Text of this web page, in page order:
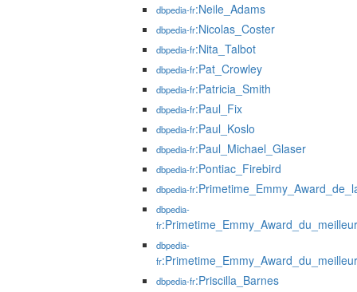
dbpedia-fr:Neile_Adams
dbpedia-fr:Nicolas_Coster
dbpedia-fr:Nita_Talbot
dbpedia-fr:Pat_Crowley
dbpedia-fr:Patricia_Smith
dbpedia-fr:Paul_Fix
dbpedia-fr:Paul_Koslo
dbpedia-fr:Paul_Michael_Glaser
dbpedia-fr:Pontiac_Firebird
dbpedia-fr
dbpedia-
fr
dbpedia-
fr
dbpedia-fr:Priscilla_Barnes